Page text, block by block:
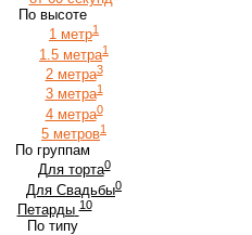
По высоте
1 метр1
1.5 метра1
2 метра3
3 метра1
4 метра0
5 метров1
По группам
Для торта0
Для Свадьбы0
Петарды 10
По типу